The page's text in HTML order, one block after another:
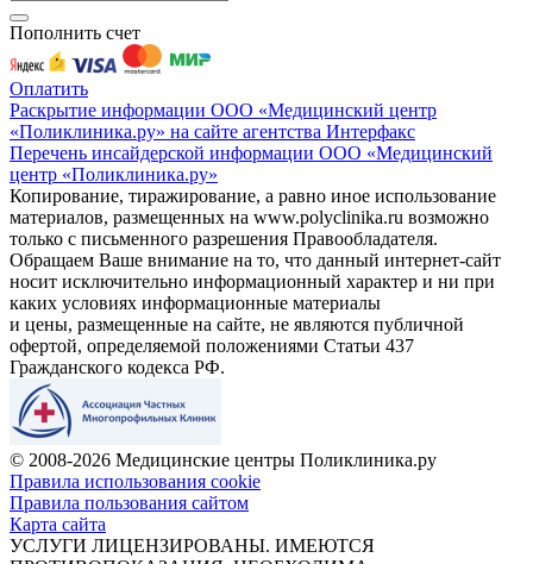
Пополнить счет
Оплатить
Раскрытие информации ООО «Медицинский центр
«Поликлиника.ру» на сайте агентства Интерфакс
Перечень инсайдерской информации ООО «Медицинский
центр «Поликлиника.ру»
Копирование, тиражирование, а равно иное использование
материалов, размещенных на www.polyclinika.ru возможно
только с письменного разрешения Правообладателя.
Обращаем Ваше внимание на то, что данный интернет-сайт
носит исключительно информационный характер и ни при
каких условиях информационные материалы
и цены, размещенные на сайте, не являются публичной
офертой, определяемой положениями Статьи 437
Гражданского кодекса РФ.
© 2008-2026 Медицинские центры Поликлиника.ру
Правила использования cookie
Правила пользования сайтом
Карта сайта
УСЛУГИ ЛИЦЕНЗИРОВАНЫ. ИМЕЮТСЯ